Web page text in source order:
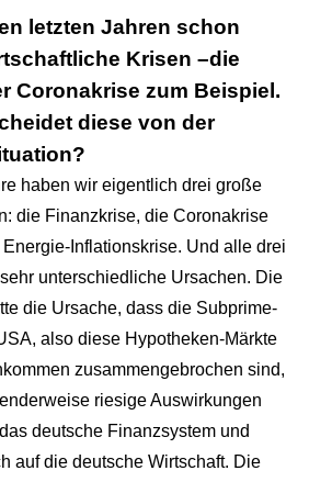
letzten Jahren schon
Krisen –die
Coronakrise zum Beispiel.
diese von der
haben wir eigentlich drei große
die Finanzkrise, die Coronakrise
Inflationskrise. Und alle drei
unterschiedliche Ursachen. Die
die Ursache, dass die Subprime-
also diese Hypotheken-Märkte
zusammengebrochen sind,
riesige Auswirkungen
deutsche Finanzsystem und
auf die deutsche Wirtschaft. Die